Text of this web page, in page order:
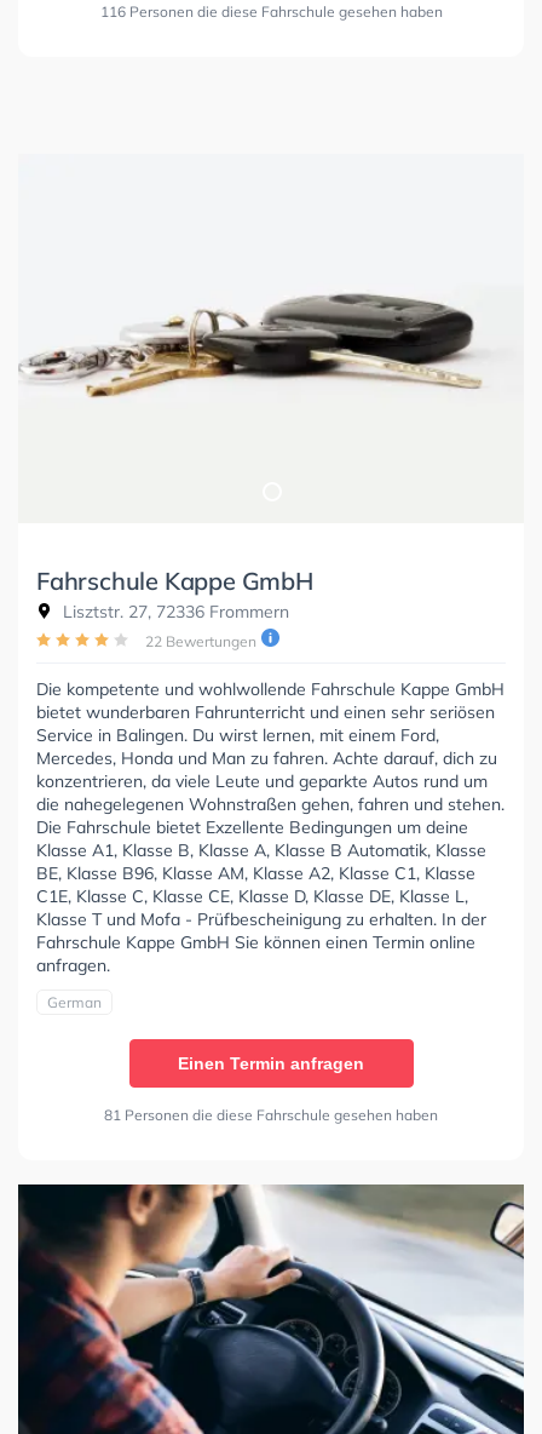
116 Personen die diese Fahrschule gesehen haben
Fahrschule Kappe GmbH
Lisztstr. 27, 72336 Frommern
22 Bewertungen
Die kompetente und wohlwollende Fahrschule Kappe GmbH
bietet wunderbaren Fahrunterricht und einen sehr seriösen
Service in Balingen. Du wirst lernen, mit einem Ford,
Mercedes, Honda und Man zu fahren. Achte darauf, dich zu
konzentrieren, da viele Leute und geparkte Autos rund um
die nahegelegenen Wohnstraßen gehen, fahren und stehen.
Die Fahrschule bietet Exzellente Bedingungen um deine
Klasse A1, Klasse B, Klasse A, Klasse B Automatik, Klasse
BE, Klasse B96, Klasse AM, Klasse A2, Klasse C1, Klasse
C1E, Klasse C, Klasse CE, Klasse D, Klasse DE, Klasse L,
Klasse T und Mofa - Prüfbescheinigung zu erhalten. In der
Fahrschule Kappe GmbH Sie können einen Termin online
anfragen.
German
Einen Termin anfragen
81 Personen die diese Fahrschule gesehen haben